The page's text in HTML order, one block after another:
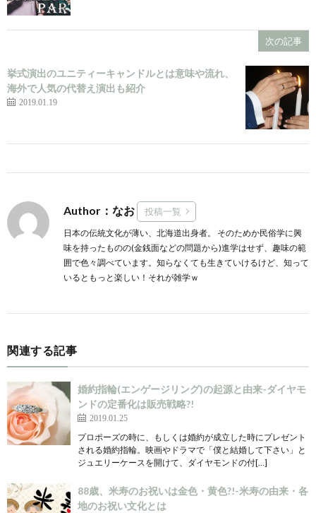
次の記事
挙式演出のユニティーキャンドルとは意味や流れ、
海外で人気の代替え演出も紹介
2019.01.19
Author：なお 投稿一覧
日本の伝統文化が薄い、北海道出身者。 そのためか民俗学に興
味を持ったものの(金銭面などの問題から)進学はせず、趣味の範
囲で色々調べています。知らなくても生きていけるけど、知って
いるともっと楽しい！それが雑学ｗ
関連する記事
婚約指輪(エンゲージリング)の起源と由来-ダイヤモ
ンドの定番化は販売戦略?!
2019.01.25
プロポーズの時に、もしくは婚約が成立した時にプレゼント
される婚約指輪。映画やドラマで「僕と結婚して下さい」と
ジュエリーケースを開けて、ダイヤモンドの付[…]
88歳、米寿のお祝いは金色・黄色?!-米寿の由来・各
地のお祝い文化とは